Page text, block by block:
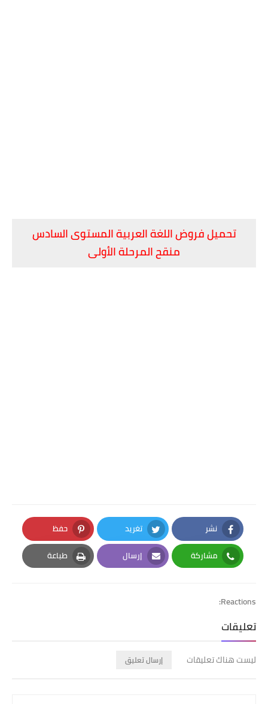
تحميل فروض اللغة العربية المستوى السادس
منقح المرحلة الأولى
نشر
Facebook
تغريد
Twitter
حفظ
Pinterest
مشاركة
Whatsapp
إرسال
Email
طباعة
Print
Reactions:
تعليقات
ليست هناك تعليقات إرسال تعليق